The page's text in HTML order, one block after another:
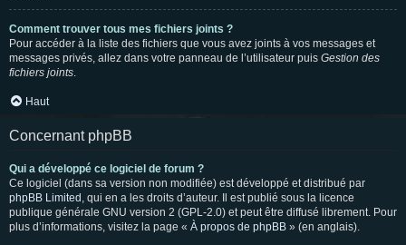
Comment trouver tous mes fichiers joints ?
Pour accéder à la liste des fichiers que vous avez joints à vos messages et
messages privés, allez dans votre panneau de l’utilisateur puis Gestion des
fichiers joints.
Haut
Concernant phpBB
Qui a développé ce logiciel de forum ?
Ce logiciel (dans sa version non modifiée) est développé et distribué par
phpBB Limited , qui en a les droits d’auteur. Il est publié sous la licence
publique générale GNU version 2 (GPL-2.0) et peut être diffusé librement. Pour
plus d’informations, visitez la page « À propos de phpBB » (en anglais).